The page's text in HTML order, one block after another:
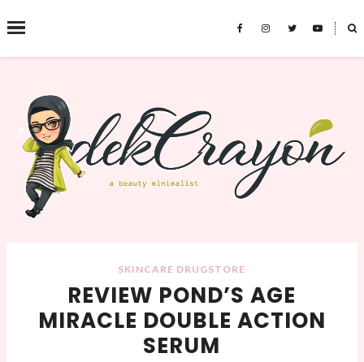
˟
SEARCH THIS BLOG
SKINCARE DRUGSTORE
REVIEW POND’S AGE
MIRACLE DOUBLE ACTION
SERUM